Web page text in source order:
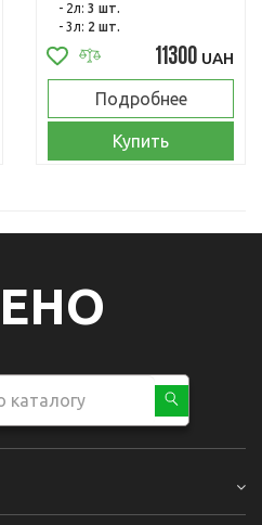
- 2л: 3 шт.
- 3л: 2 шт.
11300 UAH
Подробнее
Купить